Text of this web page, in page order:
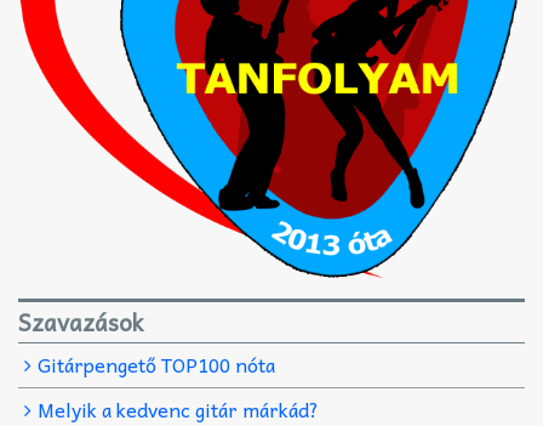
Szavazások
Gitárpengető TOP100 nóta
Melyik a kedvenc gitár márkád?